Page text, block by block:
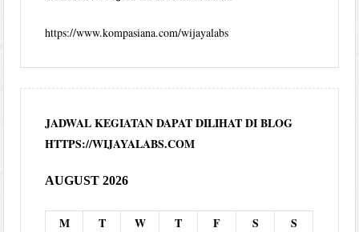
https://www.kompasiana.com/wijayalabs
JADWAL KEGIATAN DAPAT DILIHAT DI BLOG
HTTPS://WIJAYALABS.COM
AUGUST 2026
M T W T F S S